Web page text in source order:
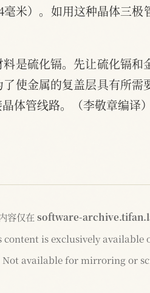
米）。如用这种晶体三
是硫化镉。先让硫化镉
使金属的复盖层具有所
体管线路。（李敬章编译）
容仅在 software-
content is exclusively
Not available for mirroring or